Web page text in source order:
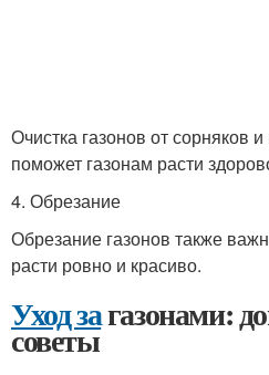
Очистка газонов от сорняков
поможет газонам расти
4. Обрезание
Обрезание газонов также
расти ровно и красиво.
Уход загазонами:
советы